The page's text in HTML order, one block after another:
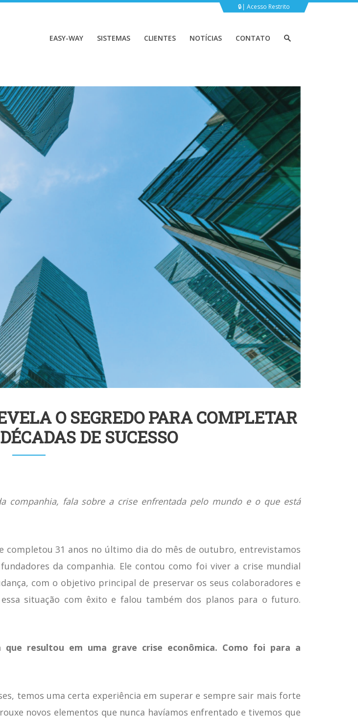
Acesso Restrito
EASY-WAY SISTEMAS CLIENTES NOTÍCIAS CONTATO
O SEGREDO PARA COMPLETAR
DE SUCESSO
companhia, fala sobre a crise enfrentada pelo mundo e o que está
completou 31 anos no último dia do mês de outubro, entrevistamos
da companhia. Ele contou como foi viver a crise mundial
com o objetivo principal de preservar os seus colaboradores e
situação com êxito e falou também dos planos para o futuro.
que resultou em uma grave crise econômica. Como foi para a
temos uma certa experiência em superar e sempre sair mais forte
novos elementos que nunca havíamos enfrentado e tivemos que